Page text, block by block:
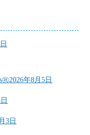
㊗2026年8月5日
3日